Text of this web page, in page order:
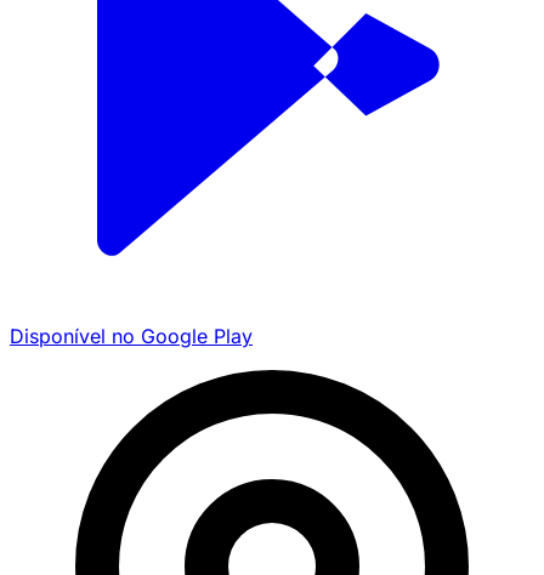
Disponível no Google Play